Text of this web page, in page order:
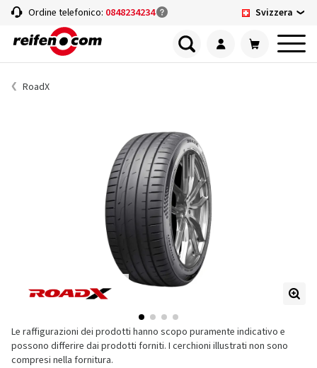
Ordine telefonico: 0848234234 Svizzera
RoadX
Le raffigurazioni dei prodotti hanno scopo puramente indicativo e
possono differire dai prodotti forniti. I cerchioni illustrati non sono
compresi nella fornitura.